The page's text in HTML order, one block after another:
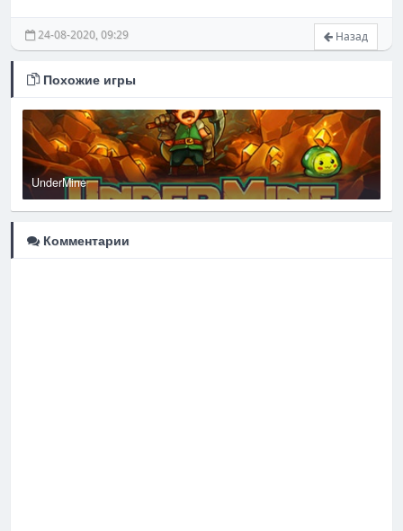
Назад
24-08-2020, 09:29
Похожие игры
UnderMine
Комментарии